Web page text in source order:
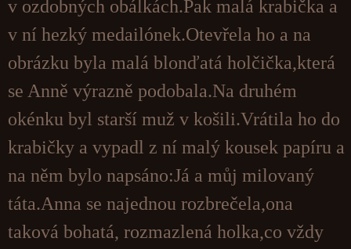
v ozdobných obálkách.Pak malá krabička a
v ní hezký medailónek.Otevřela ho a na
obrázku byla malá blonďatá holčička,která
se Anně výrazně podobala.Na druhém
okénku byl starší muž v košili.Vrátila ho do
krabičky a vypadl z ní malý kousek papíru a
na něm bylo napsáno:Já a můj milovaný
táta.Anna se najednou rozbrečela,ona
taková bohatá, rozmazlená holka,co vždy